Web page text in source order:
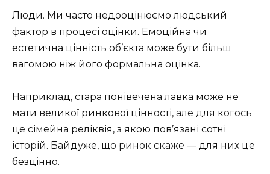
Люди. Ми часто недооцінюємо людський
фактор в процесі оцінки. Емоційна чи
естетична цінність об’єкта може бути більш
вагомою ніж його формальна оцінка.
Наприклад, стара понівечена лавка може не
мати великої ринкової цінності, але для когось
це сімейна реліквія, з якою пов’язані сотні
історій. Байдуже, що ринок скаже — для них це
безцінно.